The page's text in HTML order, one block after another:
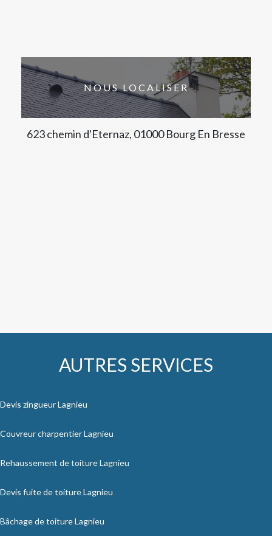
NOUS LOCALISER
623 chemin d'Eternaz, 01000 Bourg En Bresse
AUTRES SERVICES
Devis zingueur Lagnieu
Couvreur charpentier Lagnieu
Rehaussement de toiture Lagnieu
Devis fuite de toiture Lagnieu
Bâchage de toiture Lagnieu